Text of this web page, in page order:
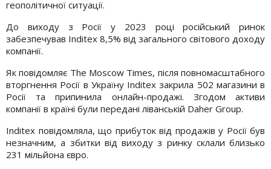
геополітичної ситуації.
До виходу з Росії у 2023 році російський ринок
забезпечував Inditex 8,5% від загального світового доходу
компанії.
Як повідомляє The Moscow Times, після повномасштабного
вторгнення Росії в Україну Inditex закрила 502 магазини в
Росії та припинила онлайн-продажі. Згодом активи
компанії в країні були передані ліванській Daher Group.
Inditex повідомляла, що прибуток від продажів у Росії був
незначним, а збитки від виходу з ринку склали близько
231 мільйона євро.